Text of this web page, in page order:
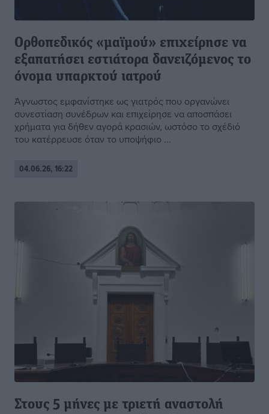
Ορθοπεδικός «μαϊμού» επιχείρησε να
εξαπατήσει εστιάτορα δανειζόμενος το
όνομα υπαρκτού ιατρού
Άγνωστος εμφανίστηκε ως γιατρός που οργανώνει
συνεστίαση συνέδρων και επιχείρησε να αποσπάσει
χρήματα για δήθεν αγορά κρασιών, ωστόσο το σχέδιό
του κατέρρευσε όταν το υποψήφιο ...
04.06.26, 16:22
Στους 5 μήνες με τριετή αναστολή